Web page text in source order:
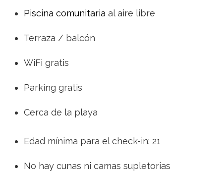
Piscina comunitaria al aire libre
Terraza / balcón
WiFi gratis
Parking gratis
Cerca de la playa
Edad mínima para el check-in: 21
No hay cunas ni camas supletorias